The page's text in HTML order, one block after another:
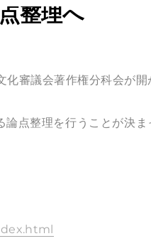
整理へ
審議会著作権分科会が開
点整理を行うことが決ま